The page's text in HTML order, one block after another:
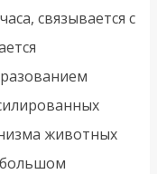
связывается с
животных